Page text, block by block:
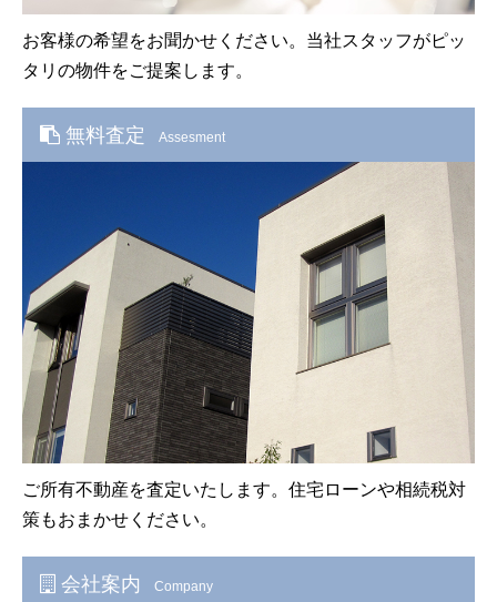
お客様の希望をお聞かせください。当社スタッフがピッ
タリの物件をご提案します。
無料査定 Assesment
ご所有不動産を査定いたします。住宅ローンや相続税対
策もおまかせください。
会社案内 Company